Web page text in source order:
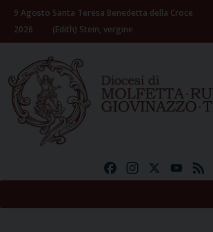
Skip
content
9 Agosto
2026
Santa Teresa Benedetta della Croce
(Edith) Stein, vergine
FacebookInstagram